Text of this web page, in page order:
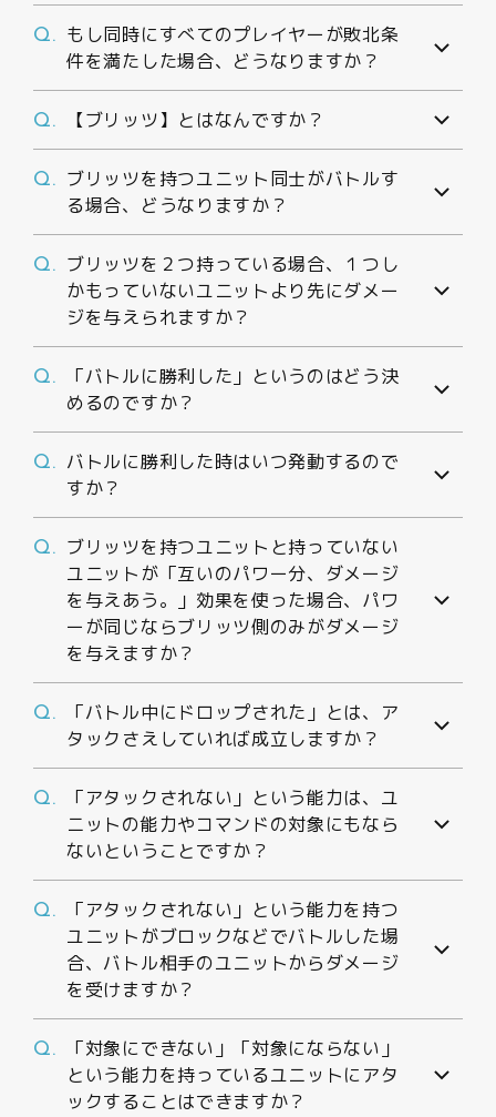
Q. もし同時にすべてのプレイヤーが敗北条
件を満たした場合、どうなりますか？
Q. 【ブリッツ】とはなんですか？
Q. ブリッツを持つユニット同士がバトルす
る場合、どうなりますか？
Q. ブリッツを２つ持っている場合、１つし
かもっていないユニットより先にダメー
ジを与えられますか？
Q.
「バトルに勝利した」というのはどう決
めるのですか？
Q. バトルに勝利した時はいつ発動するので
すか？
Q. ブリッツを持つユニットと持っていない
ユニットが「互いのパワー分、ダメージ
を与えあう。」効果を使った場合、パワ
ーが同じならブリッツ側のみがダメージ
を与えますか？
Q.
「バトル中にドロップされた」とは、ア
タックさえしていれば成立しますか？
Q.
「アタックされない」という能力は、ユ
ニットの能力やコマンドの対象にもなら
ないということですか？
Q.
「アタックされない」という能力を持つ
ユニットがブロックなどでバトルした場
合、バトル相手のユニットからダメージ
を受けますか？
Q.
「対象にできない」「対象にならない」
という能力を持っているユニットにアタ
ックすることはできますか？